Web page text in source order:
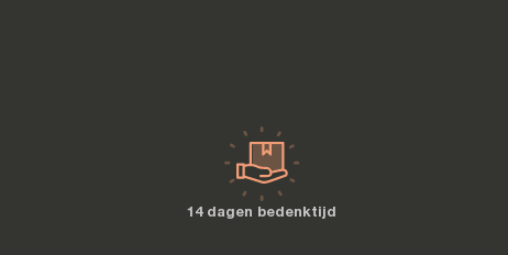
14 dagen bedenktijd